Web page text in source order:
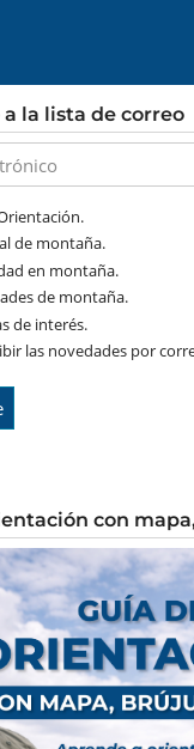
la lista de correo
de montaña.
en montaña.
de montaña.
de interés.
las novedades por
con